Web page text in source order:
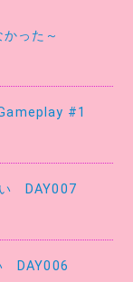
った～
#1
DAY007
DAY006